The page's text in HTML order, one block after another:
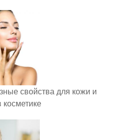
свойства для кожи и